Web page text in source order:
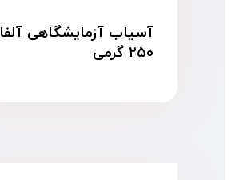
آسیاب آزمایشگاهی آلفا
۲۵۰ گرمی